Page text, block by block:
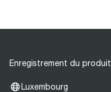
Enregistrement du produit
Luxembourg